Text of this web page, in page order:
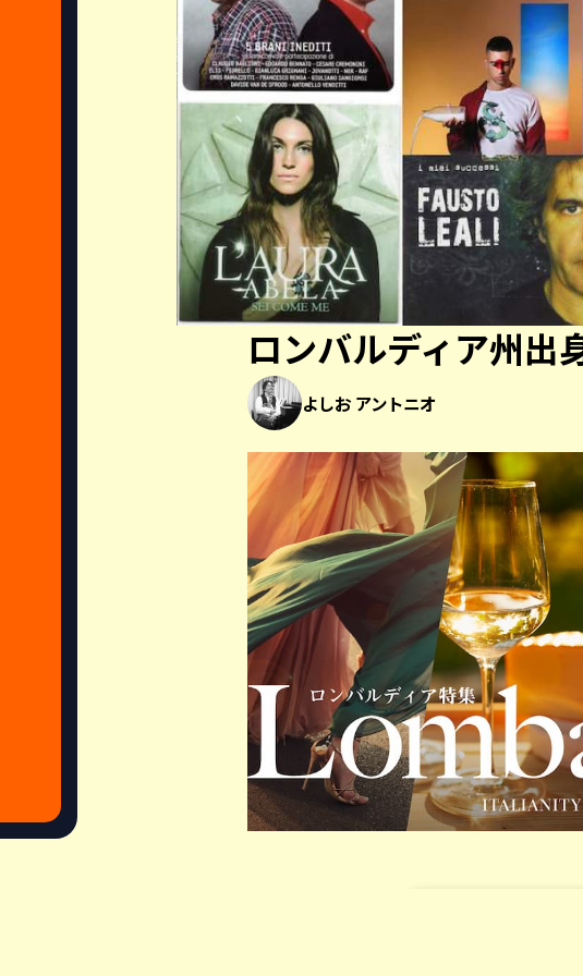
ロンバルディア州出
よしお アントニオ